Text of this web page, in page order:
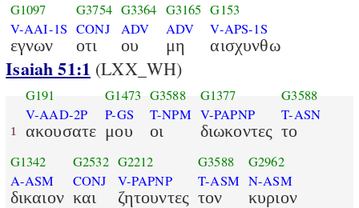
G1097
V-AAI-1S
εγνων
G3754
CONJ
οτι
G3364
ADV
ου
G3165
ADV
μη
G153
V-APS-1S
αισχυνθω
Isaiah 51:1 (LXX_WH)
1
G191
V-AAD-2P
ακουσατε
G1473
P-GS
μου
G3588
T-NPM
οι
G1377
V-PAPNP
διωκοντες
G3588
T-ASN
το
G1342
A-ASM
δικαιον
G2532
CONJ
και
G2212
V-PAPNP
ζητουντες
G3588
T-ASM
τον
G2962
N-ASM
κυριον